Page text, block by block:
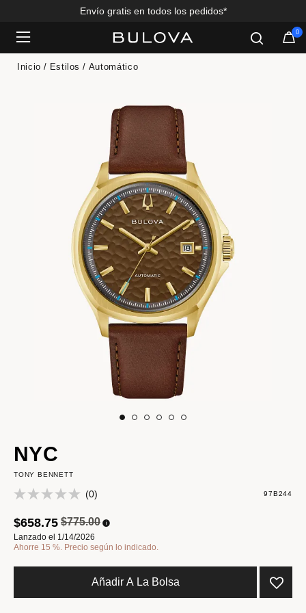
Envío gratis en todos los pedidos*
0
Inicio Estilos Automático
NYC
TONY BENNETT
(0) 97B244
Precio reducido de
$775.00a
$658.75
Lanzado el 1/14/2026
Ahorre 15 %. Precio según lo indicado.
Añadir A La Bolsa
Added to Manage Wishlist